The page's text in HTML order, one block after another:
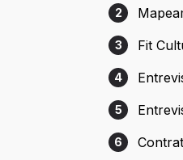
Etapa 2:
2
Etapa 3: Fit
3 Fit
Etapa 4:
4
Etapa 5:
5
Etapa 6:
6